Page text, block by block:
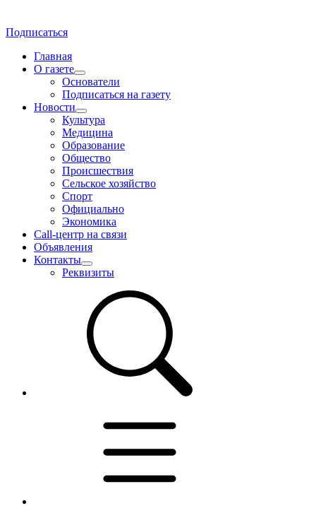
Подписаться
Главная
О газете
Основатели
Подписаться на газету
Новости
Культура
Медицина
Образование
Общество
Происшествия
Сельское хозяйство
Спорт
Официально
Экономика
Call-центр на связи
Объявления
Контакты
Реквизиты